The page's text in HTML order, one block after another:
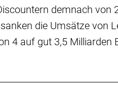
demnach von
die Umsätze von
4 auf gut 3,5 Milliarden